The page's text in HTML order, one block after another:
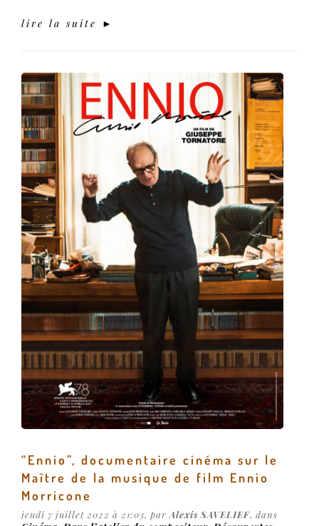
lire la suite ►
“Ennio”, documentaire cinéma sur le
Maître de la musique de film Ennio
Morricone
jeudi 7 juillet 2022 à 21:03, par Alexis SAVELIEF, dans